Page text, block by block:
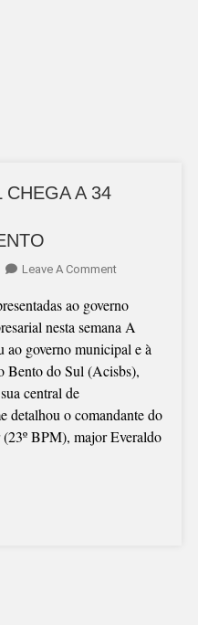
CHEGA A 34
Leave A CommentOn
BENTO
DO
SUL
CHEGA
34
CÂMERAS
ao governo
nesta semana A
governo municipal e à
Bento do Sul (Acisbs),
central de
detalhou o comandante do
BPM), major Everaldo